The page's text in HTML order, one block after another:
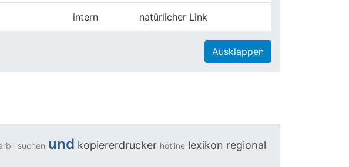
intern natürlicher Link
Ausklappen
suchen und kopiererdrucker hotline lexikon regional